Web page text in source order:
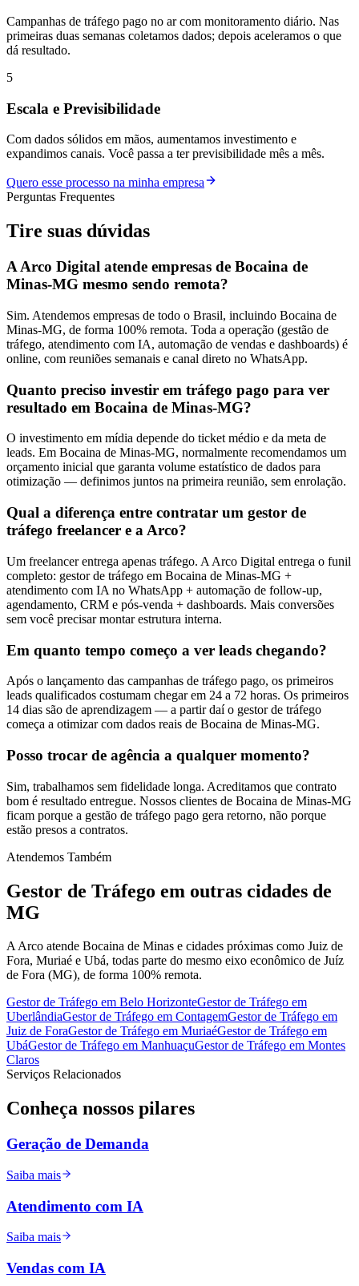
Campanhas de tráfego pago no ar com monitoramento diário. Nas
primeiras duas semanas coletamos dados; depois aceleramos o que
dá resultado.
5
Escala e Previsibilidade
Com dados sólidos em mãos, aumentamos investimento e
expandimos canais. Você passa a ter previsibilidade mês a mês.
Quero esse processo na minha empresa
Perguntas Frequentes
Tire suas dúvidas
A Arco Digital atende empresas de Bocaina de
Minas-MG mesmo sendo remota?
Sim. Atendemos empresas de todo o Brasil, incluindo Bocaina de
Minas-MG, de forma 100% remota. Toda a operação (gestão de
tráfego, atendimento com IA, automação de vendas e dashboards) é
online, com reuniões semanais e canal direto no WhatsApp.
Quanto preciso investir em tráfego pago para ver
resultado em Bocaina de Minas-MG?
O investimento em mídia depende do ticket médio e da meta de
leads. Em Bocaina de Minas-MG, normalmente recomendamos um
orçamento inicial que garanta volume estatístico de dados para
otimização — definimos juntos na primeira reunião, sem enrolação.
Qual a diferença entre contratar um gestor de
tráfego freelancer e a Arco?
Um freelancer entrega apenas tráfego. A Arco Digital entrega o funil
completo: gestor de tráfego em Bocaina de Minas-MG +
atendimento com IA no WhatsApp + automação de follow-up,
agendamento, CRM e pós-venda + dashboards. Mais conversões
sem você precisar montar estrutura interna.
Em quanto tempo começo a ver leads chegando?
Após o lançamento das campanhas de tráfego pago, os primeiros
leads qualificados costumam chegar em 24 a 72 horas. Os primeiros
14 dias são de aprendizagem — a partir daí o gestor de tráfego
começa a otimizar com dados reais de Bocaina de Minas-MG.
Posso trocar de agência a qualquer momento?
Sim, trabalhamos sem fidelidade longa. Acreditamos que contrato
bom é resultado entregue. Nossos clientes de Bocaina de Minas-MG
ficam porque a gestão de tráfego pago gera retorno, não porque
estão presos a contratos.
Atendemos Também
Gestor de Tráfego em outras cidades de
MG
A Arco atende Bocaina de Minas e cidades próximas como Juiz de
Fora, Muriaé e Ubá, todas parte do mesmo eixo econômico de Juíz
de Fora (MG), de forma 100% remota.
Gestor de Tráfego em Belo HorizonteGestor de Tráfego em
UberlândiaGestor de Tráfego em ContagemGestor de Tráfego em
Juiz de ForaGestor de Tráfego em MuriaéGestor de Tráfego em
UbáGestor de Tráfego em ManhuaçuGestor de Tráfego em Montes
Claros
Serviços Relacionados
Conheça nossos pilares
Geração de Demanda
Saiba mais
Atendimento com IA
Saiba mais
Vendas com IA